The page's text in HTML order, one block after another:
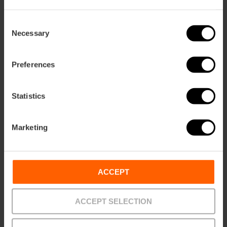
Selection
Necessary
Preferences
Statistics
Marketing
ACCEPT
ACCEPT SELECTION
Veles e Vents, Valencia, España